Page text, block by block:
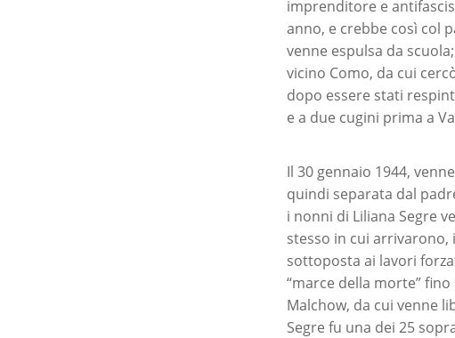
imprenditore e
anno, e crebbe così col
venne espulsa da
vicino Como, da cui
dopo essere stati
e a due cugini prima a
Il 30 gennaio 1944, venne
quindi separata dal
i nonni di Liliana Segre
stesso in cui arrivarono,
sottoposta ai lavori
“marce della morte”
Malchow, da cui venne
Segre fu una dei 25